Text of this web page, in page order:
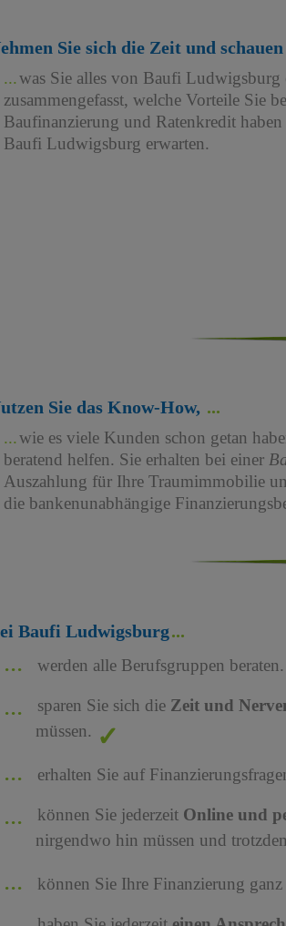
Sie sich die Zeit und
was Sie alles von Baufi Ludwigsburg
zusammengefasst, welche Vorteile Sie
Baufinanzierung und Ratenkredit
Baufi Ludwigsburg erwarten.
Sie das Know-How,
wie es viele Kunden schon getan
beratend helfen. Sie erhalten bei einer
Auszahlung für Ihre Traumimmobilie
die bankenunabhängige
Baufi Ludwigsburg
werden alle Berufsgruppen beraten.
sparen Sie sich die Zeit und
müssen.
erhalten Sie auf
können Sie jederzeit Online und
nirgendwo hin müssen und
können Sie Ihre Finanzierung